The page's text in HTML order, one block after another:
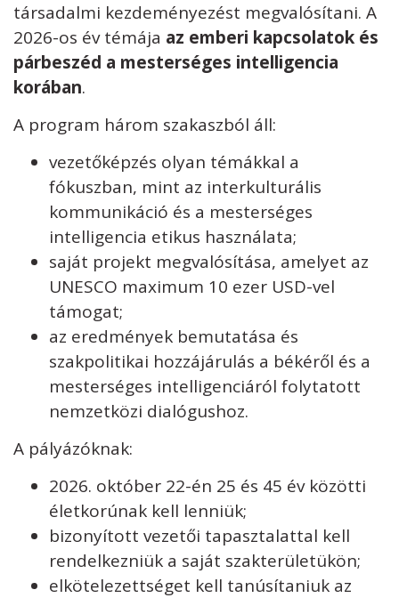
társadalmi kezdeményezést megvalósítani. A
2026-os év témája az emberi kapcsolatok és
párbeszéd a mesterséges intelligencia
korában.
A program három szakaszból áll:
vezetőképzés olyan témákkal a
fókuszban, mint az interkulturális
kommunikáció és a mesterséges
intelligencia etikus használata;
saját projekt megvalósítása, amelyet az
UNESCO maximum 10 ezer USD-vel
támogat;
az eredmények bemutatása és
szakpolitikai hozzájárulás a békéről és a
mesterséges intelligenciáról folytatott
nemzetközi dialógushoz.
A pályázóknak:
2026. október 22-én 25 és 45 év közötti
életkorúnak kell lenniük;
bizonyított vezetői tapasztalattal kell
rendelkezniük a saját szakterületükön;
elkötelezettséget kell tanúsítaniuk az